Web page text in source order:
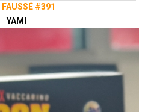
FAUSSÉ #391
YAMI